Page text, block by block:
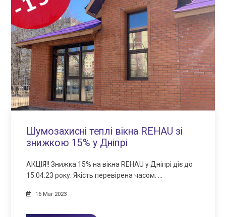
Шумозахисні теплі вікна REHAU зі
знижкою 15% у Дніпрі
АКЦІЯ!! Знижка 15% на вікна REHAU у Дніпрі діє до
15.04.23 року. Якість перевірена часом. …
16 Mar 2023